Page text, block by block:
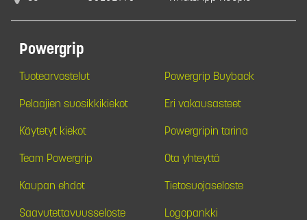
Powergrip
Tuotearvostelut Powergrip Buyback
Pelaajien suosikkikiekot Eri vakausasteet
Käytetyt kiekot Powergripin tarina
Team Powergrip Ota yhteyttä
Kaupan ehdot Tietosuojaseloste
Saavutettavuusseloste Logopankki